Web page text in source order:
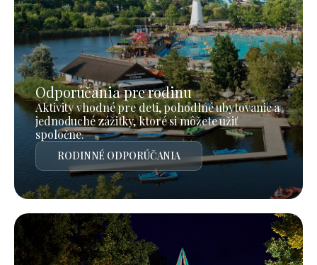
Odporúčania pre rodinu
Aktivity vhodné pre deti, pohodlné ubytovanie a
jednoduché zážitky, ktoré si môžete užiť
spoločne.
RODINNÉ ODPORÚČANIA